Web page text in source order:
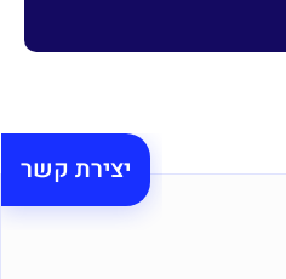
יצירת קשר